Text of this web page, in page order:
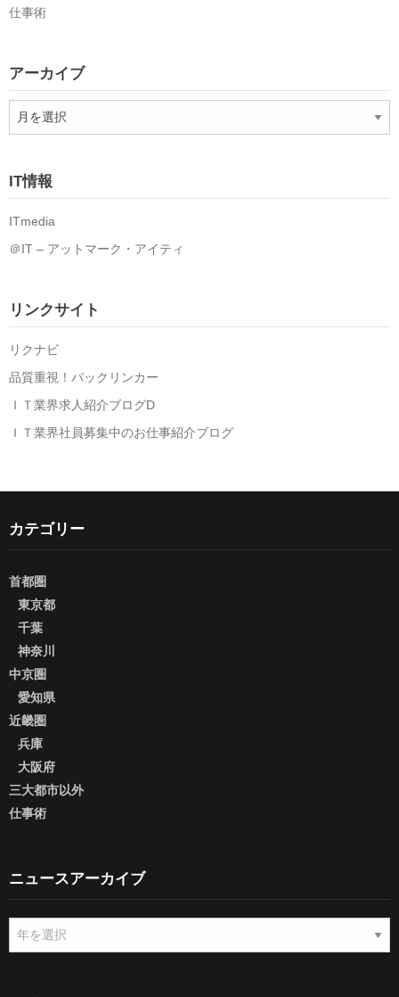
仕事術
アーカイブ
ー
ブ
IT情報
ITmedia
＠IT – アットマーク・アイティ
リンクサイト
リクナビ
品質重視！バックリンカー
ＩＴ業界求人紹介ブログD
ＩＴ業界社員募集中のお仕事紹介ブログ
カテゴリー
首都圏
東京都
千葉
神奈川
中京圏
愛知県
近畿圏
兵庫
大阪府
三大都市以外
仕事術
ニュースアーカイブ